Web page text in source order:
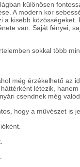
különösen
A modern kor
a kisebb közösségeket.
van. Saját fényei,
sokkal több
még érzékelhető az
létezik,
csendnek még
hogy a művészet is